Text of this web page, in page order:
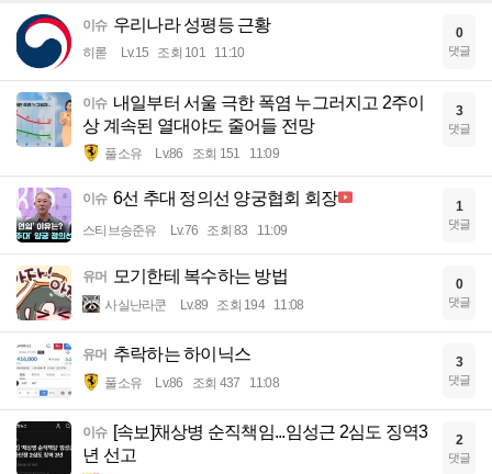
이슈 우리나라 성평등 근황
히롣 Lv.15 조회 101 11:10
0
댓글
이슈 내일부터 서울 극한 폭염 누그러지고 2주이
상 계속된 열대야도 줄어들 전망
풀소유 Lv.86 조회 151 11:09
3
댓글
이슈 6선 추대 정의선 양궁협회 회장
스티브승준유 Lv.76 조회 83 11:09
1
댓글
유머 모기한테 복수하는 방법
사실난라쿤 Lv.89 조회 194 11:08
0
댓글
유머 추락하는 하이닉스
풀소유 Lv.86 조회 437 11:08
3
댓글
이슈
[속보]채상병 순직책임...임성근 2심도 징역3
년 선고
2
댓글